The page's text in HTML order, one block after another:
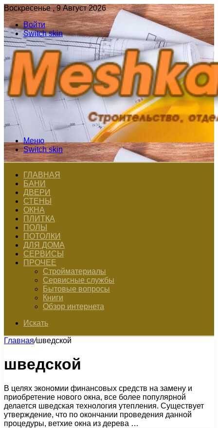
Воскресенье , 9 Август 2026
Войти
Switch skin
Меню
Switch skin
ГЛАВНАЯ
БАНИ
ДВЕРИ
СТЕНЫ
ОКНА
ПЛИТКА
ПОЛЫ
ПОТОЛКИ
ДЛЯ ДОМА
СЕРВИСЫ
ПРОЧЕЕ
Стройматериалы
Сервисные службы
Бытовые вопросы
Книги
Обзор интернета
Искать
Главная/шведской
шведской
В целях экономии финансовых средств на замену и
приобретение нового окна, все более популярной
делается шведская технология утепления. Существует
утверждение, что по окончании проведения данной
процедуры, ветхие окна из дерева …